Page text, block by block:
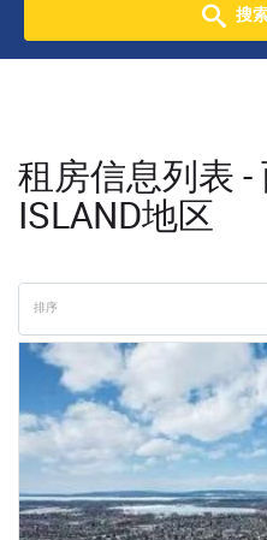
搜
租房信息列表 -
ISLAND地区
排序